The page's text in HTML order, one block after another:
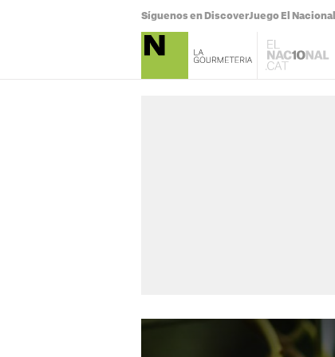
Síguenos en DiscoverJuego El Nacional